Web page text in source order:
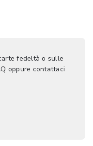
fedeltà o sulle
oppure contattaci